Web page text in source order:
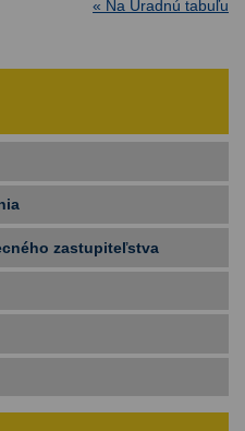
« Na Úradnú tabuľu
zastupiteľstva